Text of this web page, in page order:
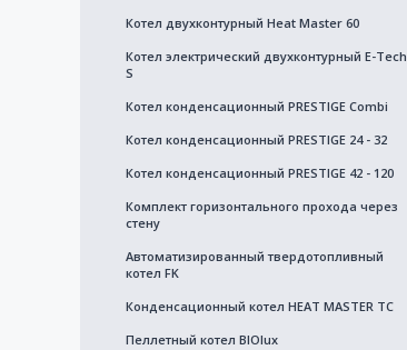
Котел двухконтурный Heat Master 60
Котел электрический двухконтурный E-Tech
S
Котел конденсационный PRESTIGE Combi
Котел конденсационный PRESTIGE 24 - 32
Котел конденсационный PRESTIGE 42 - 120
Комплект горизонтального прохода через
стену
Автоматизированный твердотопливный
котел FK
Конденсационный котел HEAT MASTER TC
Пеллетный котел BIOlux